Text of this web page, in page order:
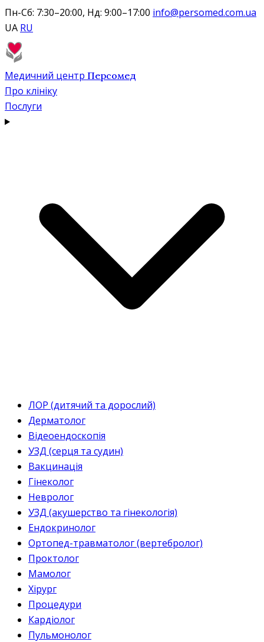
Пн-Сб: 7:30–20:00, Нд: 9:00–17:00 info@persomed.com.ua
UA RU
Медичний центр Персомед
Про клініку
Послуги
ЛОР (дитячий та дорослий)
Дерматолог
Відеоендоскопія
УЗД (серця та судин)
Вакцинація
Гінеколог
Невролог
УЗД (акушерство та гінекологія)
Ендокринолог
Ортопед-травматолог (вертебролог)
Проктолог
Мамолог
Хірург
Процедури
Кардіолог
Пульмонолог